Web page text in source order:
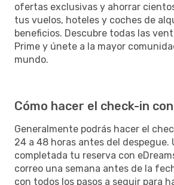
ofertas exclusivas y ahorrar
tus vuelos, hoteles y coches de
beneficios. Descubre todas las
Prime y únete a la mayor
mundo.
Cómo hacer el check-in
Generalmente podrás hacer el
24 a 48 horas antes del despegue.
completada tu reserva con
correo una semana antes de la
con todos los pasos a seguir para